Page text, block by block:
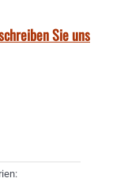
Sie uns